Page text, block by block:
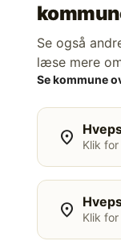
Se også
læse mere
Se kommune
location_on Klik
location_on Klik